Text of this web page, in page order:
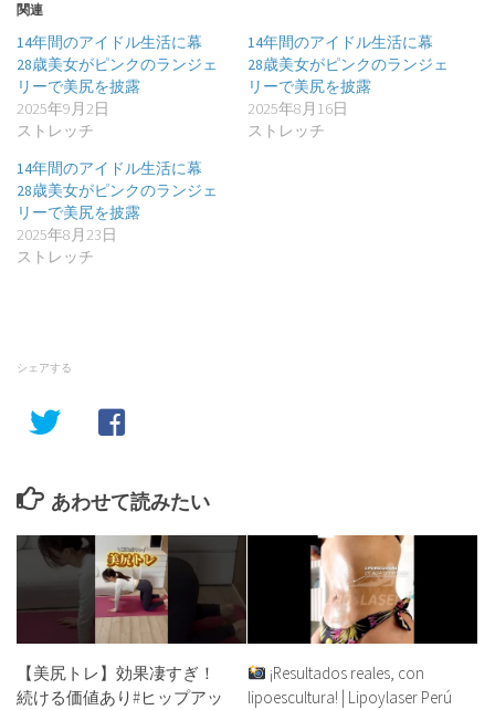
関連
14年間のアイドル生活に幕
28歳美女がピンクのランジェ
リーで美尻を披露
2025年9月2日
ストレッチ
14年間のアイドル生活に幕
28歳美女がピンクのランジェ
リーで美尻を披露
2025年8月16日
ストレッチ
14年間のアイドル生活に幕
28歳美女がピンクのランジェ
リーで美尻を披露
2025年8月23日
ストレッチ
シェアする
あわせて読みたい
【美尻トレ】効果凄すぎ！
続ける価値あり#ヒップアッ
¡Resultados reales, con
lipoescultura! | Lipoylaser Perú